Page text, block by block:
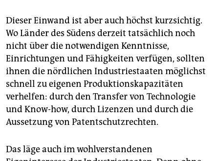
Dieser Einwand ist aber auch höchst kurzsichtig.
Wo Länder des Südens derzeit tatsächlich noch
nicht über die notwendigen Kenntnisse,
Einrichtungen und Fähigkeiten verfügen, sollten
ihnen die nördlichen Industriestaaten möglichst
schnell zu eigenen Produktionskapazitäten
verhelfen: durch den Transfer von Technologie
und Know-how, durch Lizenzen und durch die
Aussetzung von Patentschutzrechten.
Das läge auch im wohlverstandenen